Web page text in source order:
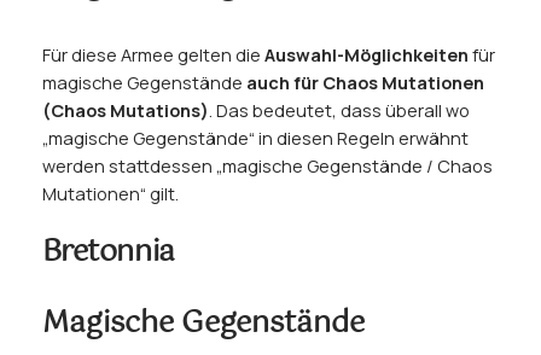
Für diese Armee gelten die Auswahl-Möglichkeiten für
magische Gegenstände auch für Chaos Mutationen
(Chaos Mutations) . Das bedeutet, dass überall wo
„magische Gegenstände“ in diesen Regeln erwähnt
werden stattdessen „magische Gegenstände / Chaos
Mutationen“ gilt.
Bretonnia
Magische Gegenstände